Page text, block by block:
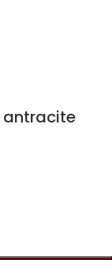
antracite